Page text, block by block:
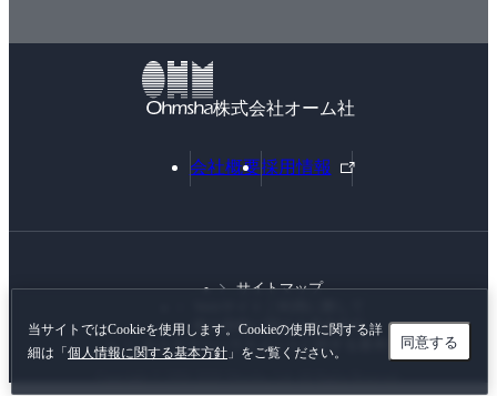
当サイトではCookieを使用します。Cookieの使用に関する詳
細は「 個人情報に関する基本方針 」をご覧ください。
同意する
株式会社オーム社
会社概要採用情報
外
部
ン
サイトマップ
個人情報に関する基本方針
カスタマーハラスメントに対する基本方針